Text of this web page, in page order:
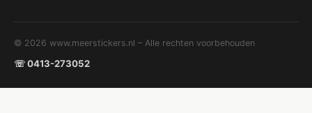
© 2026 www.meerstickers.nl – Alle rechten voorbehouden
☏ 0413-273052